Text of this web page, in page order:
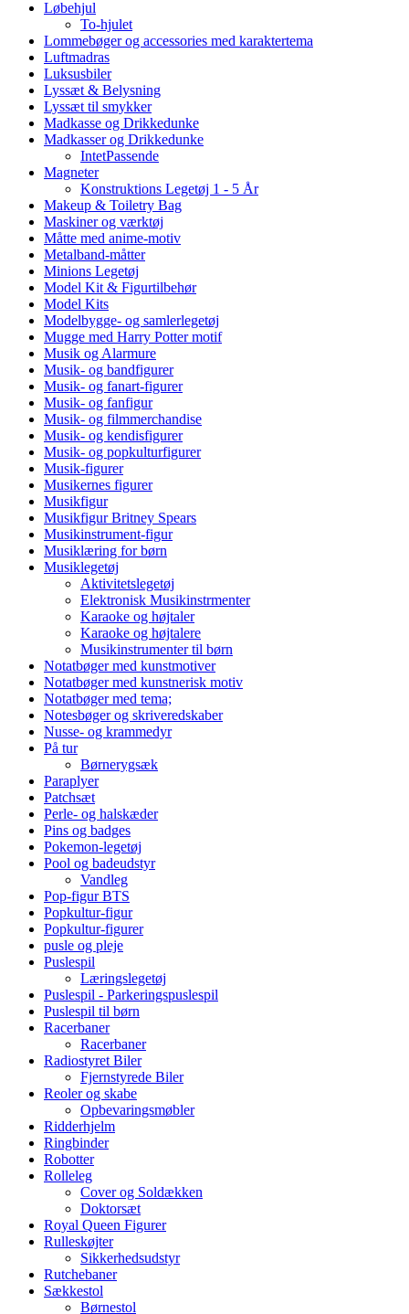
Løbehjul
To-hjulet
Lommebøger og accessories med karaktertema
Luftmadras
Luksusbiler
Lyssæt & Belysning
Lyssæt til smykker
Madkasse og Drikkedunke
Madkasser og Drikkedunke
IntetPassende
Magneter
Konstruktions Legetøj 1 - 5 År
Makeup & Toiletry Bag
Maskiner og værktøj
Måtte med anime-motiv
Metalband-måtter
Minions Legetøj
Model Kit & Figurtilbehør
Model Kits
Modelbygge- og samlerlegetøj
Mugge med Harry Potter motif
Musik og Alarmure
Musik- og bandfigurer
Musik- og fanart-figurer
Musik- og fanfigur
Musik- og filmmerchandise
Musik- og kendisfigurer
Musik- og popkulturfigurer
Musik-figurer
Musikernes figurer
Musikfigur
Musikfigur Britney Spears
Musikinstrument-figur
Musiklæring for børn
Musiklegetøj
Aktivitetslegetøj
Elektronisk Musikinstrmenter
Karaoke og højtaler
Karaoke og højtalere
Musikinstrumenter til børn
Notatbøger med kunstmotiver
Notatbøger med kunstnerisk motiv
Notatbøger med tema;
Notesbøger og skriveredskaber
Nusse- og krammedyr
På tur
Børnerygsæk
Paraplyer
Patchsæt
Perle- og halskæder
Pins og badges
Pokemon-legetøj
Pool og badeudstyr
Vandleg
Pop-figur BTS
Popkultur-figur
Popkultur-figurer
pusle og pleje
Puslespil
Læringslegetøj
Puslespil - Parkeringspuslespil
Puslespil til børn
Racerbaner
Racerbaner
Radiostyret Biler
Fjernstyrede Biler
Reoler og skabe
Opbevaringsmøbler
Ridderhjelm
Ringbinder
Robotter
Rolleleg
Cover og Soldækken
Doktorsæt
Royal Queen Figurer
Rulleskøjter
Sikkerhedsudstyr
Rutchebaner
Sækkestol
Børnestol